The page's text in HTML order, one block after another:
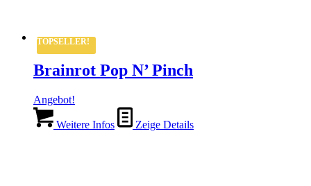
TOPSELLER!
Brainrot Pop N’ Pinch
Angebot!
Weitere Infos Zeige Details